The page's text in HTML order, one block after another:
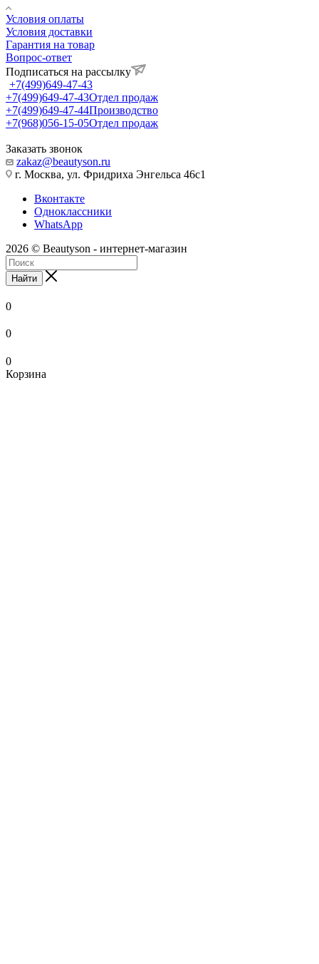
Условия оплаты
Условия доставки
Гарантия на товар
Вопрос-ответ
Подписаться на рассылку
+7(499)649-47-43
+7(499)649-47-43Отдел продаж
+7(499)649-47-44Производство
+7(968)056-15-05Отдел продаж
Заказать звонок
zakaz@beautyson.ru
г. Москва, ул. Фридриха Энгельса 46с1
Вконтакте
Одноклассники
WhatsApp
2026 © Beautyson - интернет-магазин
Найти
0
0
0
Корзина